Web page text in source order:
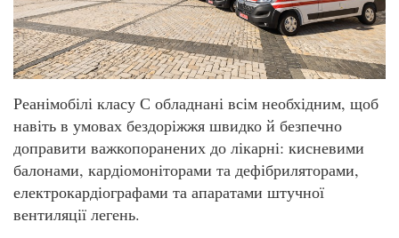
Реанімобілі класу С обладнані всім необхідним, щоб
навіть в умовах бездоріжжя швидко й безпечно
доправити важкопоранених до лікарні: кисневими
балонами, кардіомоніторами та дефібриляторами,
електрокардіографами та апаратами штучної
вентиляції легень.